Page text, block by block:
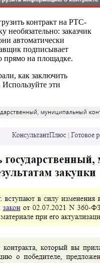
контракт на РТС-
необязательно: заказчик
автоматически
подписывает
прямо на площадке.
как заключить
эти